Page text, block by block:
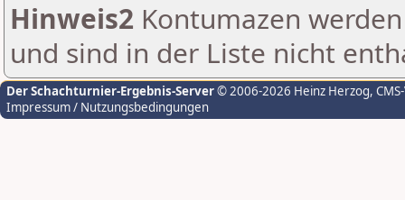
Hinweis2 Kontumazen
und sind in der Liste nicht
Der Schachturnier-Ergebnis-Server© 2006-2026 Heinz Herzog,
Impressum / Nutzungsbedingungen